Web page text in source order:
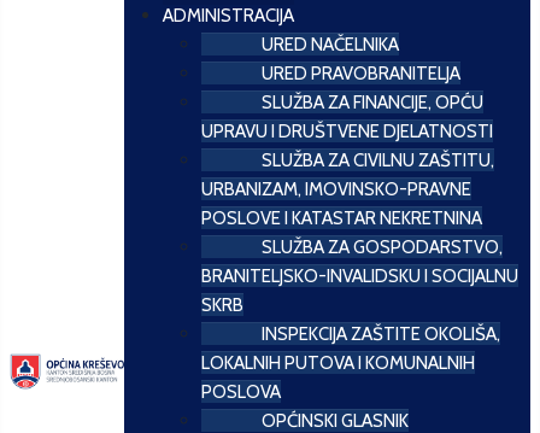
ADMINISTRACIJA
URED NAČELNIKA
URED PRAVOBRANITELJA
SLUŽBA ZA FINANCIJE, OPĆU
UPRAVU I DRUŠTVENE DJELATNOSTI
SLUŽBA ZA CIVILNU ZAŠTITU,
URBANIZAM, IMOVINSKO-PRAVNE
POSLOVE I KATASTAR NEKRETNINA
SLUŽBA ZA GOSPODARSTVO,
BRANITELJSKO-INVALIDSKU I SOCIJALNU
SKRB
INSPEKCIJA ZAŠTITE OKOLIŠA,
LOKALNIH PUTOVA I KOMUNALNIH
POSLOVA
OPĆINSKI GLASNIK